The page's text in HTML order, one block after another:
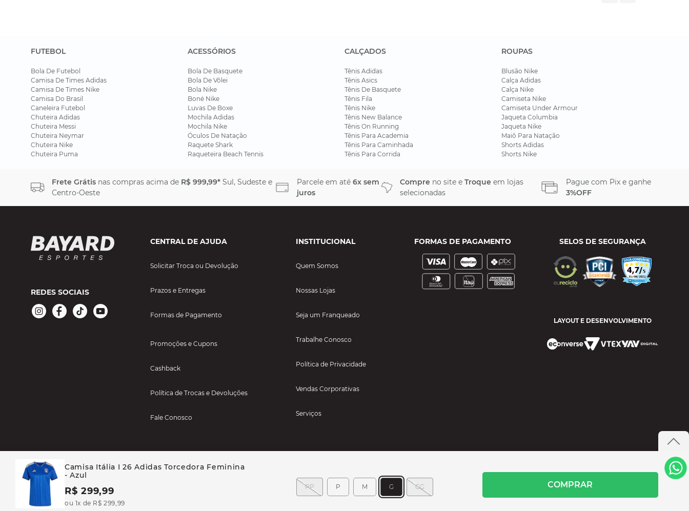
Camisa Itália I 26 Adidas Torcedora Feminina
- Azul
R$ 299,99
ou 1x de R$ 299,99
G GG
M
P
PP COMPRAR
FUTEBOL
Bola De Futebol
Camisa De Times Adidas
Camisa De Times Nike
Camisa Do Brasil
Caneleira Futebol
Chuteira Adidas
Chuteira Messi
Chuteira Neymar
Chuteira Nike
Chuteira Puma
ACESSÓRIOS
Bola De Basquete
Bola De Vôlei
Bola Nike
Boné Nike
Luvas De Boxe
Mochila Adidas
Mochila Nike
Óculos De Natação
Raquete Shark
Raqueteira Beach Tennis
CALÇADOS
Tênis Adidas
Tênis Asics
Tênis De Basquete
Tênis Fila
Tênis Nike
Tênis New Balance
Tênis On Running
Tênis Para Academia
Tênis Para Caminhada
Tênis Para Corrida
ROUPAS
Blusão Nike
Calça Adidas
Calça Nike
Camiseta Nike
Camiseta Under Armour
Jaqueta Columbia
Jaqueta Nike
Maiô Para Natação
Shorts Adidas
Shorts Nike
Frete Grátis nas compras acima de R$ 999,99* Sul, Sudeste e
Centro-Oeste
Parcele em até 6x sem
juros
Compre no site e Troque em lojas
selecionadas
Pague com Pix e ganhe
3%OFF
REDES SOCIAIS
CENTRAL DE AJUDA
Solicitar Troca ou Devolução
Prazos e Entregas
Formas de Pagamento
Promoções e Cupons
Cashback
Política de Trocas e Devoluções
Fale Conosco
INSTITUCIONAL
Quem Somos
Nossas Lojas
Seja um Franqueado
Trabalhe Conosco
Política de Privacidade
Vendas Corporativas
Serviços
FORMAS DE PAGAMENTO SELOS DE SEGURANÇA
LAYOUT E DESENVOLVIMENTO
BAYARD ESPORTES - TODOS OS DIREITOS RESERVADOS CASA BAYARD ARTIGOS PARA ESPORTES LTDA - RUA TEXAS, 111, SALA 229 - JARDIM RANCHO ALEGRE - SANTANA DE PARANAÍBA/SP CEP 06515 200 CNPJ 60.456.407/0024-
46